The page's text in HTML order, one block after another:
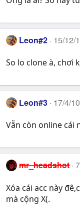
Leon#2 15/12/
So lo clone à, chơi
Leon#3 17/4/10
Vẫn còn online cái
mr_headshot
Xóa cái acc này
mà cộng X(.